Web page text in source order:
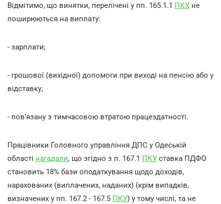
Відмітимо, що винятки, перелічені у пп. 165.1.1 ПКУ, не
поширюються на виплату:
- зарплати;
- грошової (вихідної) допомоги при виході на пенсію або у
відставку;
- пов'язану з тимчасовою втратою працездатності.
Працівники Головного управління ДПС у Одеській
області нагадали, що згідно з п. 167.1 ПКУ ставка ПДФО
становить 18% бази оподаткування щодо доходів,
нарахованих (виплачених, наданих) (крім випадків,
визначених у пп. 167.2 - 167.5 ПКУ) у тому числі, та не